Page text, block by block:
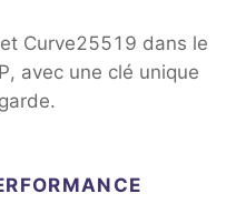
Curve25519 dans le
avec une clé unique